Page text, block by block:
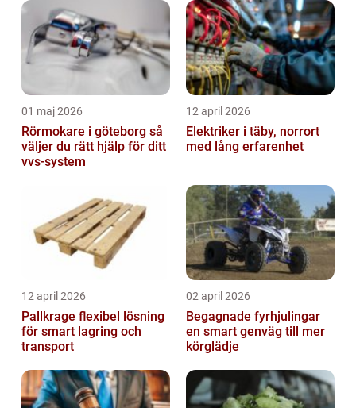
01 maj 2026
Rörmokare i göteborg så
väljer du rätt hjälp för ditt
vvs-system
12 april 2026
Elektriker i täby, norrort
med lång erfarenhet
12 april 2026
Pallkrage flexibel lösning
för smart lagring och
transport
02 april 2026
Begagnade fyrhjulingar
en smart genväg till mer
körglädje